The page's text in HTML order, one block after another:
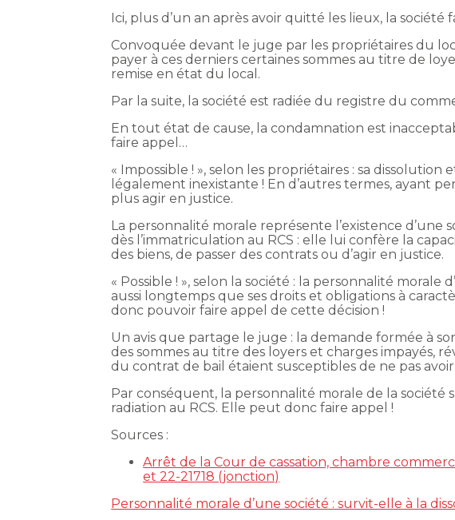
Ici, plus d’un an après avoir quitté les lieux, la société
Convoquée devant le juge par les propriétaires du
payer à ces derniers certaines sommes au titre de
remise en état du local.
Par la suite, la société est radiée du registre du
En tout état de cause, la condamnation est
faire appel…
« Impossible ! », selon les propriétaires : sa dissolution
légalement inexistante ! En d’autres termes, ayant
plus agir en justice.
La personnalité morale représente l’existence
dès l’immatriculation au RCS : elle lui confère la
des biens, de passer des contrats ou d’agir en justice.
« Possible ! », selon la société : la personnalité morale
aussi longtemps que ses droits et obligations à
donc pouvoir faire appel de cette décision !
Un avis que partage le juge : la demande formée à
des sommes au titre des loyers et charges impayés,
du contrat de bail étaient susceptibles de ne pas
Par conséquent, la personnalité morale de la société
radiation au RCS. Elle peut donc faire appel !
Sources :
Arrêt de la Cour de cassation, chambre
et 22-21718 (jonction)
Personnalité morale d’une société : survit-elle à la